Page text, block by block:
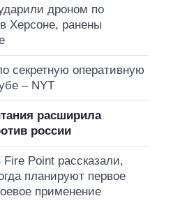
дроном по
Херсоне, ранены
секретную оперативную
– NYT
расширила
россии
Fire Point рассказали,
планируют первое
применение